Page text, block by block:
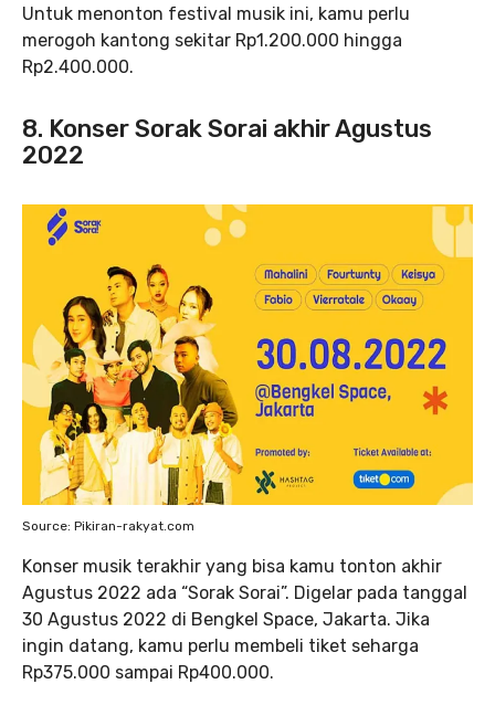
Untuk menonton festival musik ini, kamu perlu
merogoh kantong sekitar Rp1.200.000 hingga
Rp2.400.000.
8. Konser Sorak Sorai akhir Agustus
2022
Source: Pikiran-rakyat.com
Konser musik terakhir yang bisa kamu tonton akhir
Agustus 2022 ada “Sorak Sorai”. Digelar pada tanggal
30 Agustus 2022 di Bengkel Space, Jakarta. Jika
ingin datang, kamu perlu membeli tiket seharga
Rp375.000 sampai Rp400.000.